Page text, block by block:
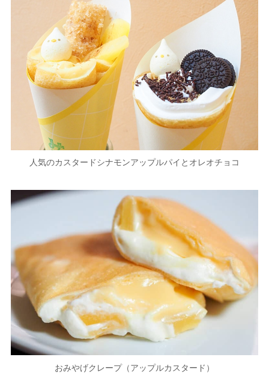
人気のカスタードシナモンアップルパイとオレオチョコ
おみやげクレープ（アップルカスタード）